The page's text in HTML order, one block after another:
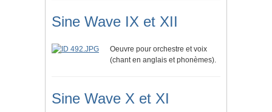
Sine Wave IX et XII
Oeuvre pour orchestre et voix
(chant en anglais et phonèmes).
Sine Wave X et XI